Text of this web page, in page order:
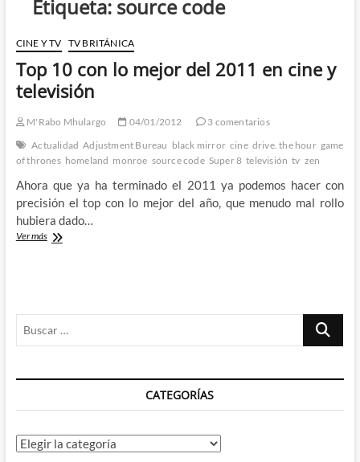
Etiqueta: source code
CINE Y TV TV BRITÁNICA
Top 10 con lo mejor del 2011 en cine y
televisión
M'Rabo Mhulargo 04/01/2012
3 comentarios
Actualidad Adjustment Bureau black mirror cine drive. the hour game
of thrones homeland monroe source code Super 8 televisión tv zen
Ahora que ya ha terminado el 2011 ya podemos hacer con
precisión el top con lo mejor del año, que menudo mal rollo
hubiera dado…
Ver másTop
en
cine
televisión
Buscar
CATEGORÍAS
Categorías